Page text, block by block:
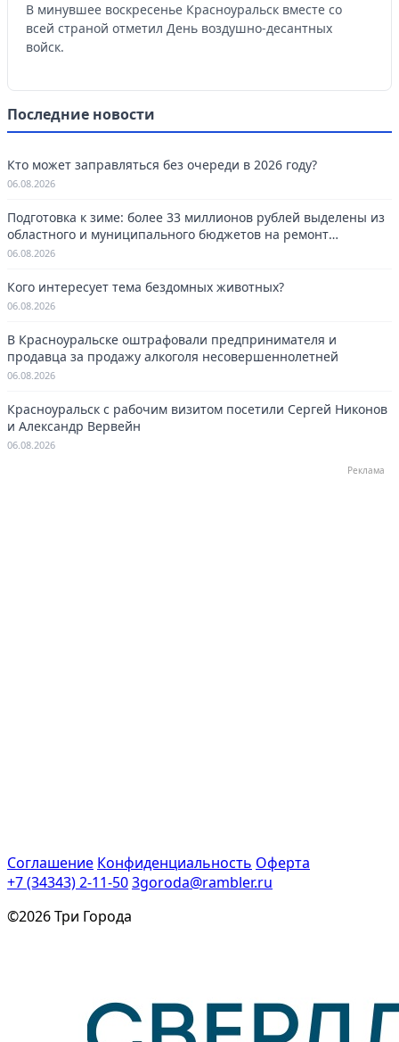
В минувшее воскресенье Красноуральск вместе со
всей страной отметил День воздушно-десантных
войск.
Последние новости
Кто может заправляться без очереди в 2026 году?
06.08.2026
Подготовка к зиме: более 33 миллионов рублей выделены из
областного и муниципального бюджетов на ремонт
котельных в Красноуральске.
06.08.2026
Кого интересует тема бездомных животных?
06.08.2026
В Красноуральске оштрафовали предпринимателя и
продавца за продажу алкоголя несовершеннолетней
06.08.2026
Красноуральск с рабочим визитом посетили Сергей Никонов
и Александр Вервейн
06.08.2026
Реклама
Соглашение Конфиденциальность Оферта
+7 (34343) 2-11-503goroda@rambler.ru
©2026 Три Города